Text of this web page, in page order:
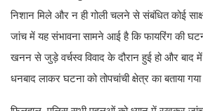
निशान मिले और न ही गोली चलने से संबंधित कोई
जांच में यह संभावना सामने आई है कि फायरिंग की
खनन से जुड़े वर्चस्व विवाद के दौरान हुई हो और बाद
धनबाद लाकर घटना को तोपचांची क्षेत्र का बताया गया